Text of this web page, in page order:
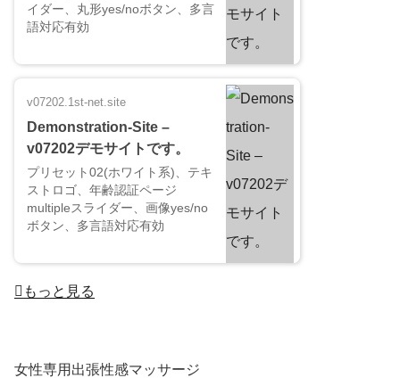
イダー、丸形yes/noボタン、多言
語対応有効
v07202.1st-net.site
Demonstration-Site –
v07202デモサイトです。
プリセット02(ホワイト系)、テキ
ストロゴ、年齢認証ページ
multipleスライダー、画像yes/no
ボタン、多言語対応有効
もっと見る
女性専用出張性感マッサージ